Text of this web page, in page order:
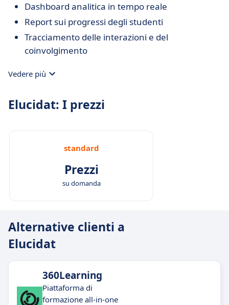
Dashboard analitica in tempo reale
Report sui progressi degli studenti
Tracciamento delle interazioni e del
coinvolgimento
Vedere più
Elucidat: I prezzi
standard
Prezzi
su domanda
Alternative clienti a
Elucidat
360Learning
Piattaforma di
formazione all-in-one